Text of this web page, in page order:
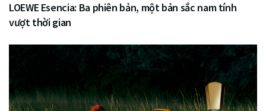
LOEWE Esencia: Ba phiên bản, một bản sắc nam tính
vượt thời gian